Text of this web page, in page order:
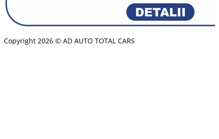
Copyright 2026 © AD AUTO TOTAL CARS